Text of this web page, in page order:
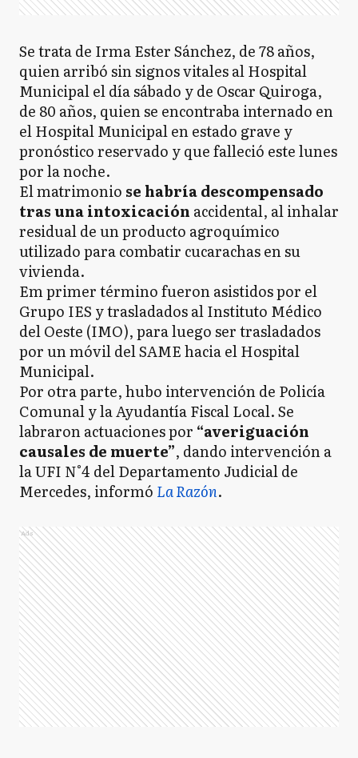
Se trata de Irma Ester Sánchez, de 78 años,
quien arribó sin signos vitales al Hospital
Municipal el día sábado y de Oscar Quiroga,
de 80 años, quien se encontraba internado en
el Hospital Municipal en estado grave y
pronóstico reservado y que falleció este lunes
por la noche.
El matrimonio se habría descompensado
tras una intoxicación accidental, al inhalar
residual de un producto agroquímico
utilizado para combatir cucarachas en su
vivienda.
Em primer término fueron asistidos por el
Grupo IES y trasladados al Instituto Médico
del Oeste (IMO), para luego ser trasladados
por un móvil del SAME hacia el Hospital
Municipal.
Por otra parte, hubo intervención de Policía
Comunal y la Ayudantía Fiscal Local. Se
labraron actuaciones por “averiguación
causales de muerte”, dando intervención a
la UFI N°4 del Departamento Judicial de
Mercedes, informó La Razón.
Ads